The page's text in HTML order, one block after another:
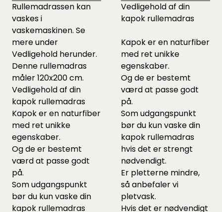
Rullemadrassen kan
vaskes i
vaskemaskinen. Se
mere under
Vedligehold herunder.
Denne rullemadras
måler 120x200 cm.
Vedligehold af din
kapok rullemadras
Kapok er en naturfiber
med ret unikke
egenskaber.
Og de er bestemt
værd at passe godt
på.
Som udgangspunkt
bør du kun vaske din
kapok rullemadras
Vedligehold af din
kapok rullemadras
Kapok er en naturfiber
med ret unikke
egenskaber.
Og de er bestemt
værd at passe godt
på.
Som udgangspunkt
bør du kun vaske din
kapok rullemadras
hvis det er strengt
nødvendigt.
Er pletterne mindre,
så anbefaler vi
pletvask.
Hvis det er nødvendigt